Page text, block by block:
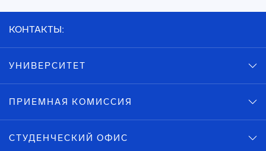
КОНТАКТЫ:
УНИВЕРСИТЕТ
ПРИЕМНАЯ КОМИССИЯ
СТУДЕНЧЕСКИЙ ОФИС